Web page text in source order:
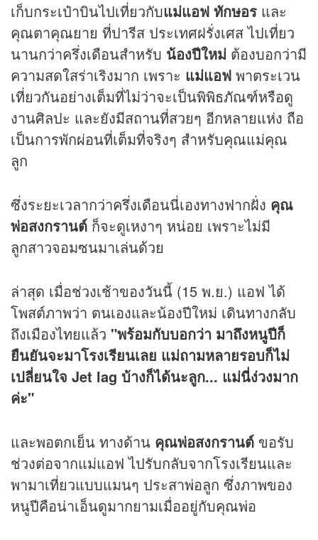
เก็บกระเป๋าบินไปเที่ยวกับแม่แอฟ ทักษอร และ
คุณตาคุณยาย ที่ปารีส ประเทศฝรั่งเศส ไปเที่ยว
นานกว่าครึ่งเดือนสำหรับ น้องปีใหม่ ต้องบอกว่ามี
ความสดใสร่าเริงมาก เพราะ แม่แอฟ พาตระเวน
เที่ยวกันอย่างเต็มที่ไม่ว่าจะเป็นพิพิธภัณฑ์หรือดู
งานศิลปะ และยังมีสถานที่สวยๆ อีกหลายแห่ง ถือ
เป็นการพักผ่อนที่เต็มที่จริงๆ สำหรับคุณแม่คุณ
ลูก
ซึ่งระยะเวลากว่าครึ่งเดือนนี่เองทางฟากฝั่ง คุณ
พ่อสงกรานต์ ก็จะดูเหงาๆ หน่อย เพราะไม่มี
ลูกสาวจอมซนมาเล่นด้วย
ล่าสุด เมื่อช่วงเช้าของวันนี้ (15 พ.ย.) แอฟ ได้
โพสต์ภาพว่า ตนเองและน้องปีใหม่ เดินทางกลับ
ถึงเมืองไทยแล้ว "พร้อมกับบอกว่า มาถึงหนูปีก็
ยืนยันจะมาโรงเรียนเลย แม่ถามหลายรอบก็ไม่
เปลี่ยนใจ Jet lag บ้างก็ได้นะลูก... แม่นี่ง่วงมาก
ค่ะ"
และพอตกเย็น ทางด้าน คุณพ่อสงกรานต์ ขอรับ
ช่วงต่อจากแม่แอฟ ไปรับกลับจากโรงเรียนและ
พามาเที่ยวแบบแมนๆ ประสาพ่อลูก ซึ่งภาพของ
หนูปีคือน่าเอ็นดูมากยามเมื่ออยู่กับคุณพ่อ